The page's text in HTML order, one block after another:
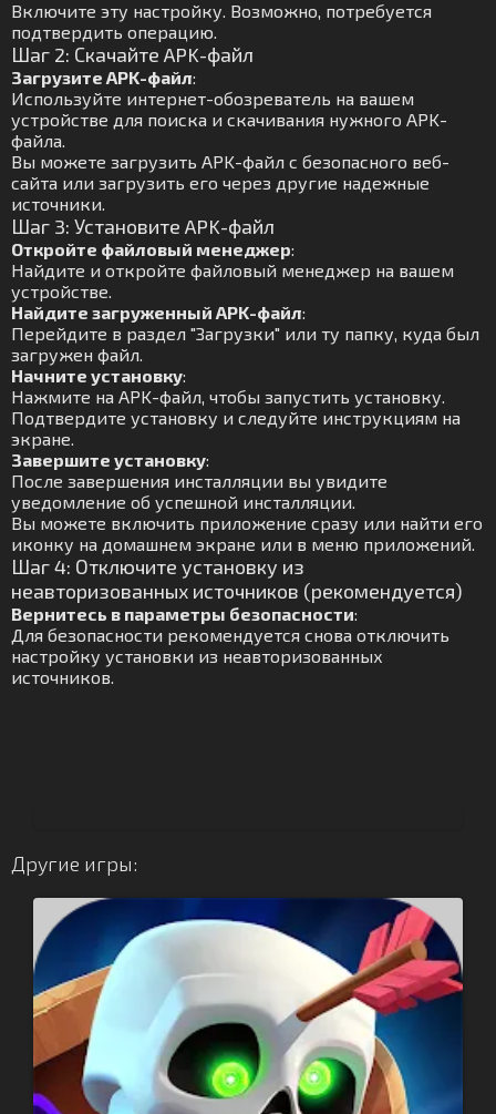
Включите эту настройку. Возможно, потребуется
подтвердить операцию.
Шаг 2: Скачайте APK-файл
Загрузите APK-файл:
Используйте интернет-обозреватель на вашем
устройстве для поиска и скачивания нужного APK-
файла.
Вы можете загрузить APK-файл с безопасного веб-
сайта или загрузить его через другие надежные
источники.
Шаг 3: Установите APK-файл
Откройте файловый менеджер:
Найдите и откройте файловый менеджер на вашем
устройстве.
Найдите загруженный APK-файл:
Перейдите в раздел "Загрузки" или ту папку, куда был
загружен файл.
Начните установку:
Нажмите на APK-файл, чтобы запустить установку.
Подтвердите установку и следуйте инструкциям на
экране.
Завершите установку:
После завершения инсталляции вы увидите
уведомление об успешной инсталляции.
Вы можете включить приложение сразу или найти его
иконку на домашнем экране или в меню приложений.
Шаг 4: Отключите установку из
неавторизованных источников (рекомендуется)
Вернитесь в параметры безопасности:
Для безопасности рекомендуется снова отключить
настройку установки из неавторизованных
источников.
Другие игры: